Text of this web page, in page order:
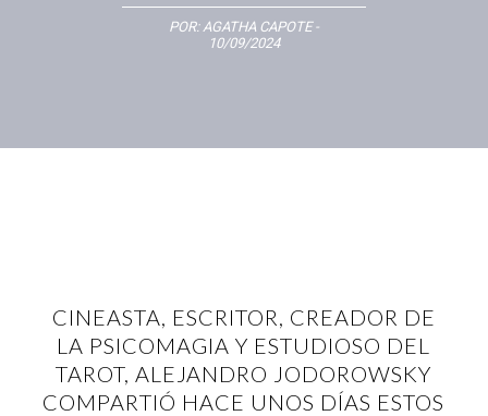
POR: AGATHA CAPOTE-
10/09/2024
CINEASTA, ESCRITOR, CREADOR DE
LA PSICOMAGIA Y ESTUDIOSO DEL
TAROT, ALEJANDRO JODOROWSKY
COMPARTIÓ HACE UNOS DÍAS ESTOS